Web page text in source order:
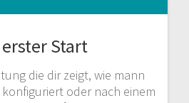
erster Start
die dir zeigt, wie mann
oder nach einem